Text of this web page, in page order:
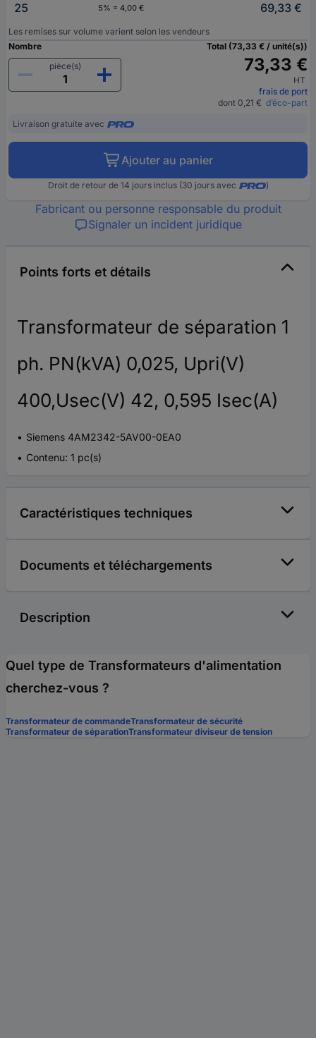
25
5% = 4,00 € 69,33 €
Les remises sur volume varient selon les vendeurs
Nombre
pièce(s)
Total (73,33 € / unité(s))
73,33 €
HT
frais de port
dont 0,21 € d’éco-part
Livraison gratuite avec
Ajouter au panier
Droit de retour de 14 jours inclus (30 jours avec )
Fabricant ou personne responsable du produit
Signaler un incident juridique
Points forts et détails
Transformateur de séparation 1
ph. PN(kVA) 0,025, Upri(V)
400,Usec(V) 42, 0,595 Isec(A)
Siemens 4AM2342-5AV00-0EA0
Contenu: 1 pc(s)
Caractéristiques techniques
Documents et téléchargements
Description
Quel type de Transformateurs d'alimentation
cherchez-vous ?
Transformateur de commandeTransformateur de sécurité
Transformateur de séparationTransformateur diviseur de tension